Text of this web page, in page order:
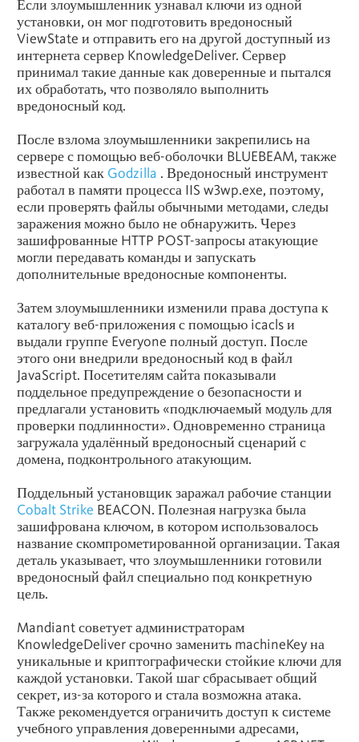
Если злоумышленник узнавал ключи из одной
установки, он мог подготовить вредоносный
ViewState и отправить его на другой доступный из
интернета сервер KnowledgeDeliver. Сервер
принимал такие данные как доверенные и пытался
их обработать, что позволяло выполнить
вредоносный код.
После взлома злоумышленники закрепились на
сервере с помощью веб-оболочки BLUEBEAM, также
известной как Godzilla . Вредоносный инструмент
работал в памяти процесса IIS w3wp.exe, поэтому,
если проверять файлы обычными методами, следы
заражения можно было не обнаружить. Через
зашифрованные HTTP POST-запросы атакующие
могли передавать команды и запускать
дополнительные вредоносные компоненты.
Затем злоумышленники изменили права доступа к
каталогу веб-приложения с помощью icacls и
выдали группе Everyone полный доступ. После
этого они внедрили вредоносный код в файл
JavaScript. Посетителям сайта показывали
поддельное предупреждение о безопасности и
предлагали установить «подключаемый модуль для
проверки подлинности». Одновременно страница
загружала удалённый вредоносный сценарий с
домена, подконтрольного атакующим.
Поддельный установщик заражал рабочие станции
Cobalt Strike BEACON. Полезная нагрузка была
зашифрована ключом, в котором использовалось
название скомпрометированной организации. Такая
деталь указывает, что злоумышленники готовили
вредоносный файл специально под конкретную
цель.
Mandiant советует администраторам
KnowledgeDeliver срочно заменить machineKey на
уникальные и криптографически стойкие ключи для
каждой установки. Такой шаг сбрасывает общий
секрет, из-за которого и стала возможна атака.
Также рекомендуется ограничить доступ к системе
учебного управления доверенными адресами,